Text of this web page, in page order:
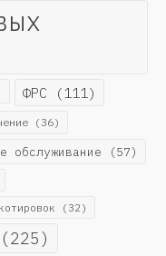
ФРС (111)
(36)
обслуживание (57)
(32)
(225)